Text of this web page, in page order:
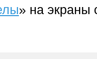
» на экраны